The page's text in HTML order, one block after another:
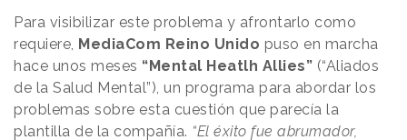
Para visibilizar este problema y afrontarlo como
requiere, MediaCom Reino Unido puso en marcha
hace unos meses “Mental Heatlh Allies” (“Aliados
de la Salud Mental”), un programa para abordar los
problemas sobre esta cuestión que parecía la
plantilla de la compañía. “El éxito fue abrumador,